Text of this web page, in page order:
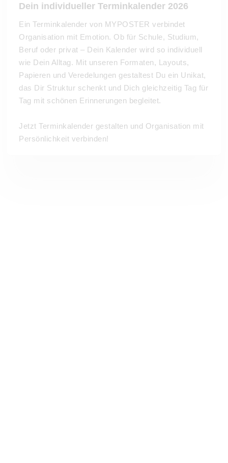
Dein individueller Terminkalender 2026
Ein Terminkalender von MYPOSTER verbindet
Organisation mit Emotion. Ob für Schule, Studium,
Beruf oder privat – Dein Kalender wird so individuell
wie Dein Alltag. Mit unseren Formaten, Layouts,
Papieren und Veredelungen gestaltest Du ein Unikat,
das Dir Struktur schenkt und Dich gleichzeitig Tag für
Tag mit schönen Erinnerungen begleitet.
Jetzt Terminkalender gestalten und Organisation mit
Persönlichkeit verbinden!